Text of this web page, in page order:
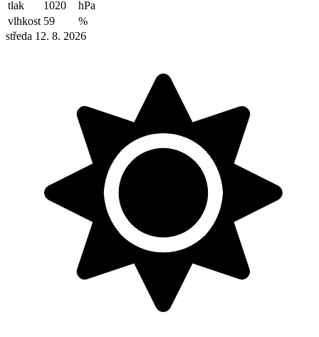
tlak
1020
hPa
vlhkost 59
%
středa 12. 8. 2026